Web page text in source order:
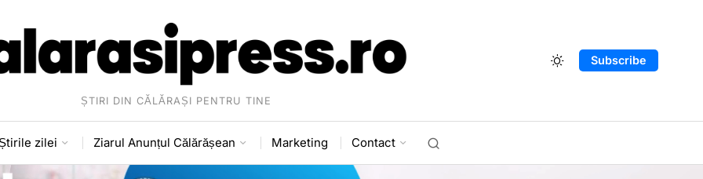
ȘTIRI DIN CĂLĂRAȘI PENTRU TINE
Subscribe
zilei Ziarul Anunțul Călărășean Marketing Contact